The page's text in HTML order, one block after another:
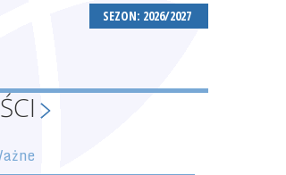
SEZON: 2026/2027